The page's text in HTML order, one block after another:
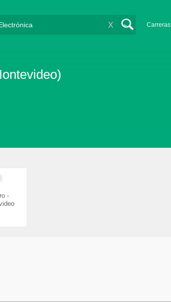
Carreras
X
-